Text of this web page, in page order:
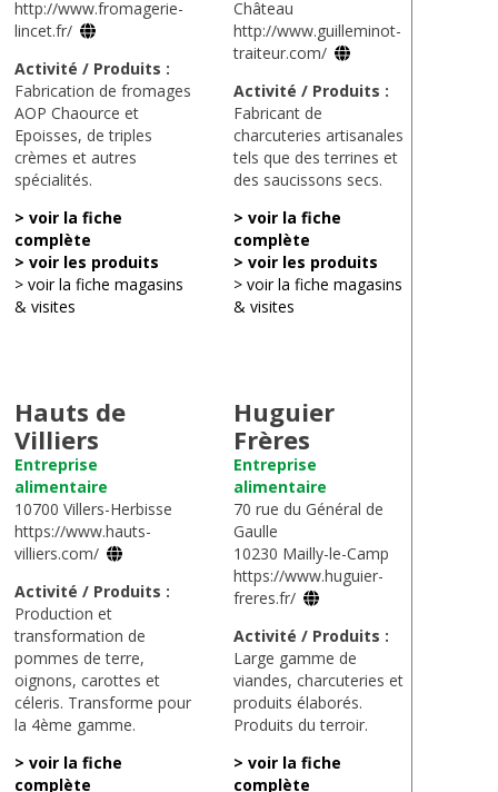
http://www.fromagerie-
lincet.fr/
Activité / Produits :
Fabrication de fromages
AOP Chaource et
Epoisses, de triples
crèmes et autres
spécialités.
> voir la fiche
complète
> voir les produits
> voir la fiche magasins
& visites
Château
http://www.guilleminot-
traiteur.com/
Activité / Produits :
Fabricant de
charcuteries artisanales
tels que des terrines et
des saucissons secs.
> voir la fiche
complète
> voir les produits
> voir la fiche magasins
& visites
Hauts de
Villiers
Entreprise
alimentaire
10700 Villers-Herbisse
https://www.hauts-
villiers.com/
Activité / Produits :
Production et
transformation de
pommes de terre,
oignons, carottes et
céleris. Transforme pour
la 4ème gamme.
> voir la fiche
complète
Huguier
Frères
Entreprise
alimentaire
70 rue du Général de
Gaulle
10230 Mailly-le-Camp
https://www.huguier-
freres.fr/
Activité / Produits :
Large gamme de
viandes, charcuteries et
produits élaborés.
Produits du terroir.
> voir la fiche
complète